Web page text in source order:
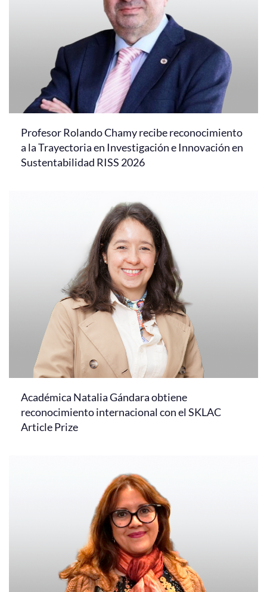
Profesor Rolando Chamy recibe reconocimiento
a la Trayectoria en Investigación e Innovación en
Sustentabilidad RISS 2026
Académica Natalia Gándara obtiene
reconocimiento internacional con el SKLAC
Article Prize